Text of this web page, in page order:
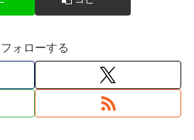
フォローする